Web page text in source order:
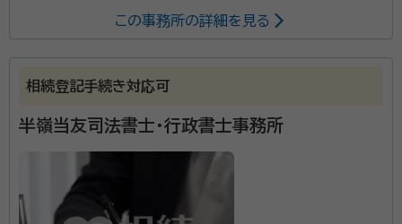
この世の中で大切でかけがえのないお身内方々の相続
で、時代に即したセキュリティ技術の基、どうぞ安心して
ご相談ください。
この事務所の詳細を見る
相続登記手続き対応可
半嶺当友司法書士・行政書士事務所